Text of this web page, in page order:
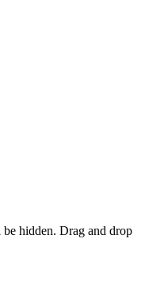
hidden. Drag and drop